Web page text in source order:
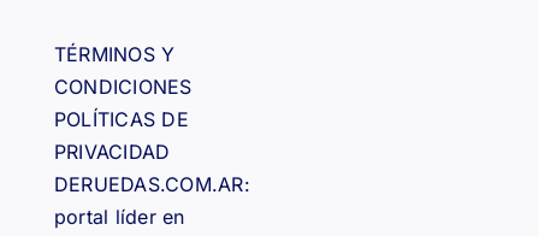
TÉRMINOS Y
CONDICIONES
POLÍTICAS DE
PRIVACIDAD
DERUEDAS.COM.AR:
portal líder en